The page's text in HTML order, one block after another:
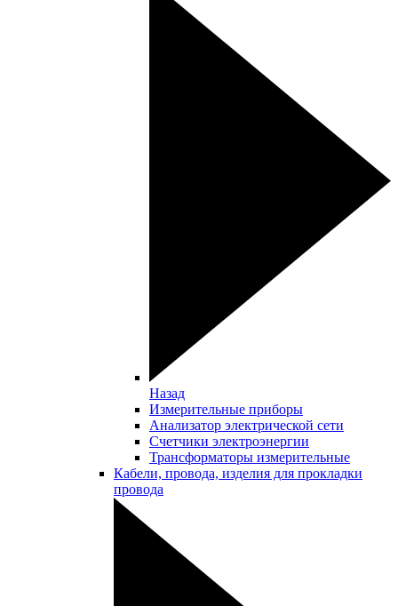
Назад
Измерительные приборы
Анализатор электрической сети
Счетчики электроэнергии
Трансформаторы измерительные
Кабели, провода, изделия для прокладки
провода